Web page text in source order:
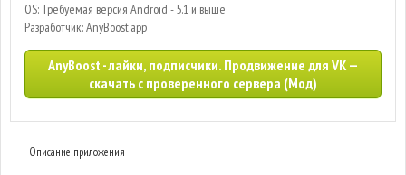
OS: Требуемая версия Android - 5.1 и выше
Разработчик: AnyBoost.app
AnyBoost - лайки, подписчики. Продвижение для VK —
скачать с проверенного сервера (Мод)
Описание приложения